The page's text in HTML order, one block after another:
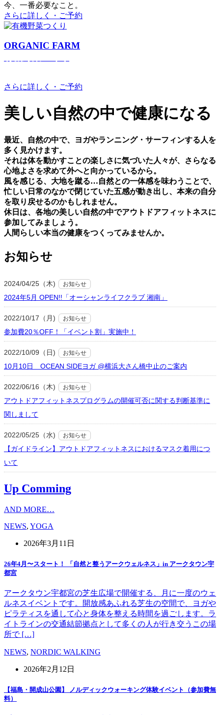
今、⼀番必要なこと。
さらに詳しく・ご予約
ORGANIC FARM
さらに詳しく・ご予約
美しい⾃然の中で健康になる
最近、⾃然の中で、ヨガやランニング・サーフィンする⼈を
多く⾒かけます。
それは体を動かすことの楽しさに気づいた⼈々が、さらなる
⼼地よさを求めて外へと向かっているから。
⾵を感じる、⼤地を蹴る…⾃然との⼀体感を味わうことで、
忙しい⽇常のなかで閉じていた五感が動き出し、本来の⾃分
を取り戻せるのかもしれません。
休⽇は、各地の美しい⾃然の中でアウトドアフィットネスに
参加してみましょう。
⼈間らしい本当の健康をつくってみませんか。
お知らせ
2024/04/25（木) お知らせ
2024年5月 OPEN!!「オーシャンライフクラブ 湘南」
2022/10/17（月) お知らせ
参加費20％OFF！「イベント割」実施中！
2022/10/09（日) お知らせ
10月10日 OCEAN SIDEヨガ @横浜大さん橋中止のご案内
2022/06/16（木) お知らせ
アウトドアフィットネスプログラムの開催可否に関する判断基準に
関しまして
2022/05/25（水) お知らせ
【ガイドライン】アウトドアフィットネスにおけるマスク着用につ
いて
Up Comming
AND MORE…
NEWS, YOGA
2026年3月11日
26年4月〜スタート！ 「自然と整うアークウェルネス」in アークタウン宇
都宮
アークタウン宇都宮の芝生広場で開催する、月に一度のウェ
ルネスイベントです。開放感あふれる芝生の空間で、ヨガや
ピラティスを通して心と身体を整える時間を過ごします。ラ
イトラインの交通結節拠点として多くの人が行き交うこの場
所で […]
NEWS, NORDIC WALKING
2026年2月12日
【福島・開成山公園】 ノルディックウォーキング体験イベント（参加費無
料）